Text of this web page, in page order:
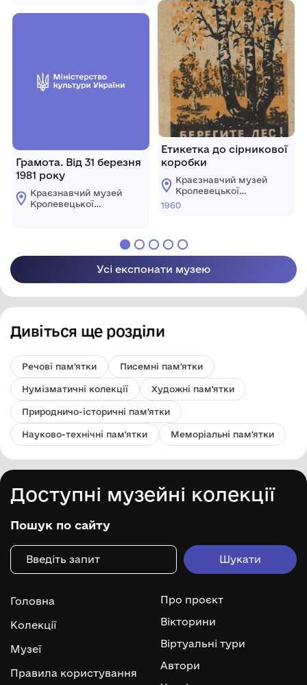
Грамота. Від 31 березня
1981 року
Краєзнавчий музей
Кролевецької
Етикетка до сірникової
коробки
Краєзнавчий музей
Кролевецької
міської ради
1960
Усі експонати музею
Дивіться ще розділи
Речові пам'ятки Писемні пам'ятки
Нумізматичні колекції Художні пам'ятки
Природничо-історичні пам'ятки
Науково-технічні пам'ятки Меморіальні пам'ятки
Доступні музейні колекції
Пошук по сайту
Головна
Колекції
Музеї
Правила користування
Про проєкт
Вікторини
Віртуальні тури
Автори